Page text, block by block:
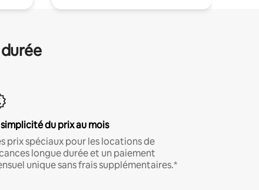
simplicité du prix au mois
prix spéciaux pour les locations de
longue durée et un paiement
unique sans frais supplémentaires.*